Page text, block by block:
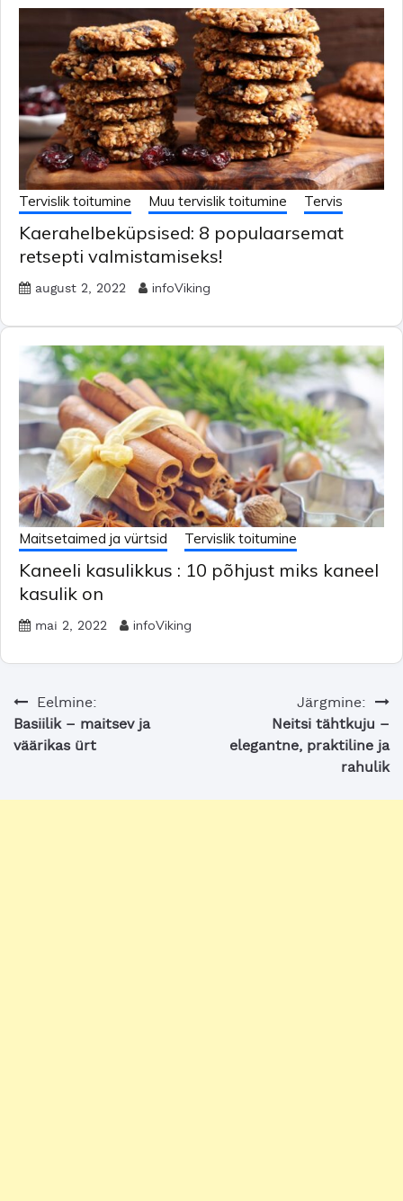
Tervislik toitumine Muu tervislik toitumine Tervis
Kaerahelbeküpsised: 8 populaarsemat
retsepti valmistamiseks!
august 2, 2022 infoViking
Maitsetaimed ja vürtsid Tervislik toitumine
Kaneeli kasulikkus : 10 põhjust miks kaneel
kasulik on
mai 2, 2022 infoViking
Navigeerimine
Eelmine:
Basiilik – maitsev ja
väärikas ürt
Järgmine:
Neitsi tähtkuju –
elegantne, praktiline ja
rahulik